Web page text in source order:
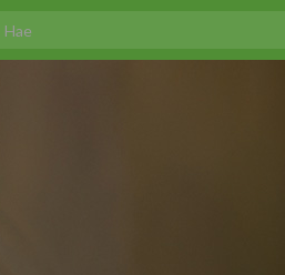
Search for: